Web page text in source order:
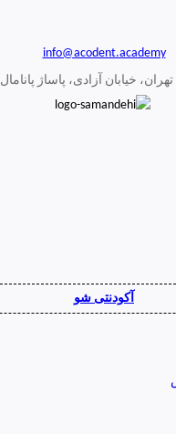
info@acodent.academy
تهران، خیابان آزادی، پاساژ پانامال
آکودنتی شو